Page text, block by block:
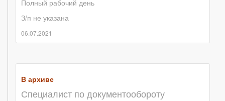
Полный рабочий день
З/п не указана
06.07.2021
В архиве
Специалист по документообороту